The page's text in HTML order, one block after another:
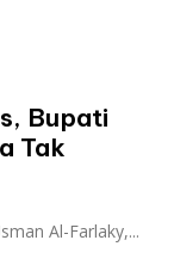
Bupati
Tak
Al-Farlaky,...